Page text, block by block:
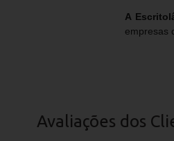
A
empresas
Avaliações dos